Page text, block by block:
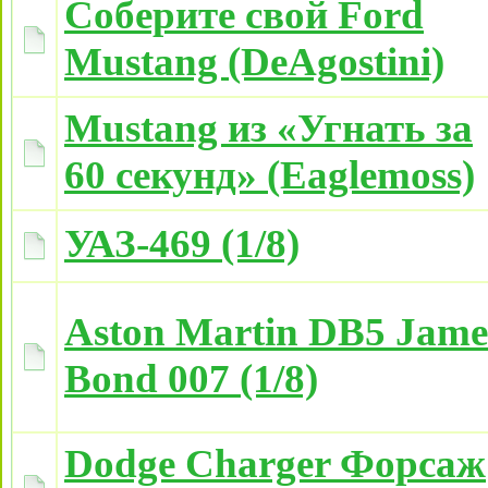
Соберите свой Ford
Mustang (DeAgostini)
Mustang из «Угнать за
60 секунд» (Eaglemoss)
УАЗ-469 (1/8)
Aston Martin DB5
Bond 007 (1/8)
Dodge Charger Форсаж